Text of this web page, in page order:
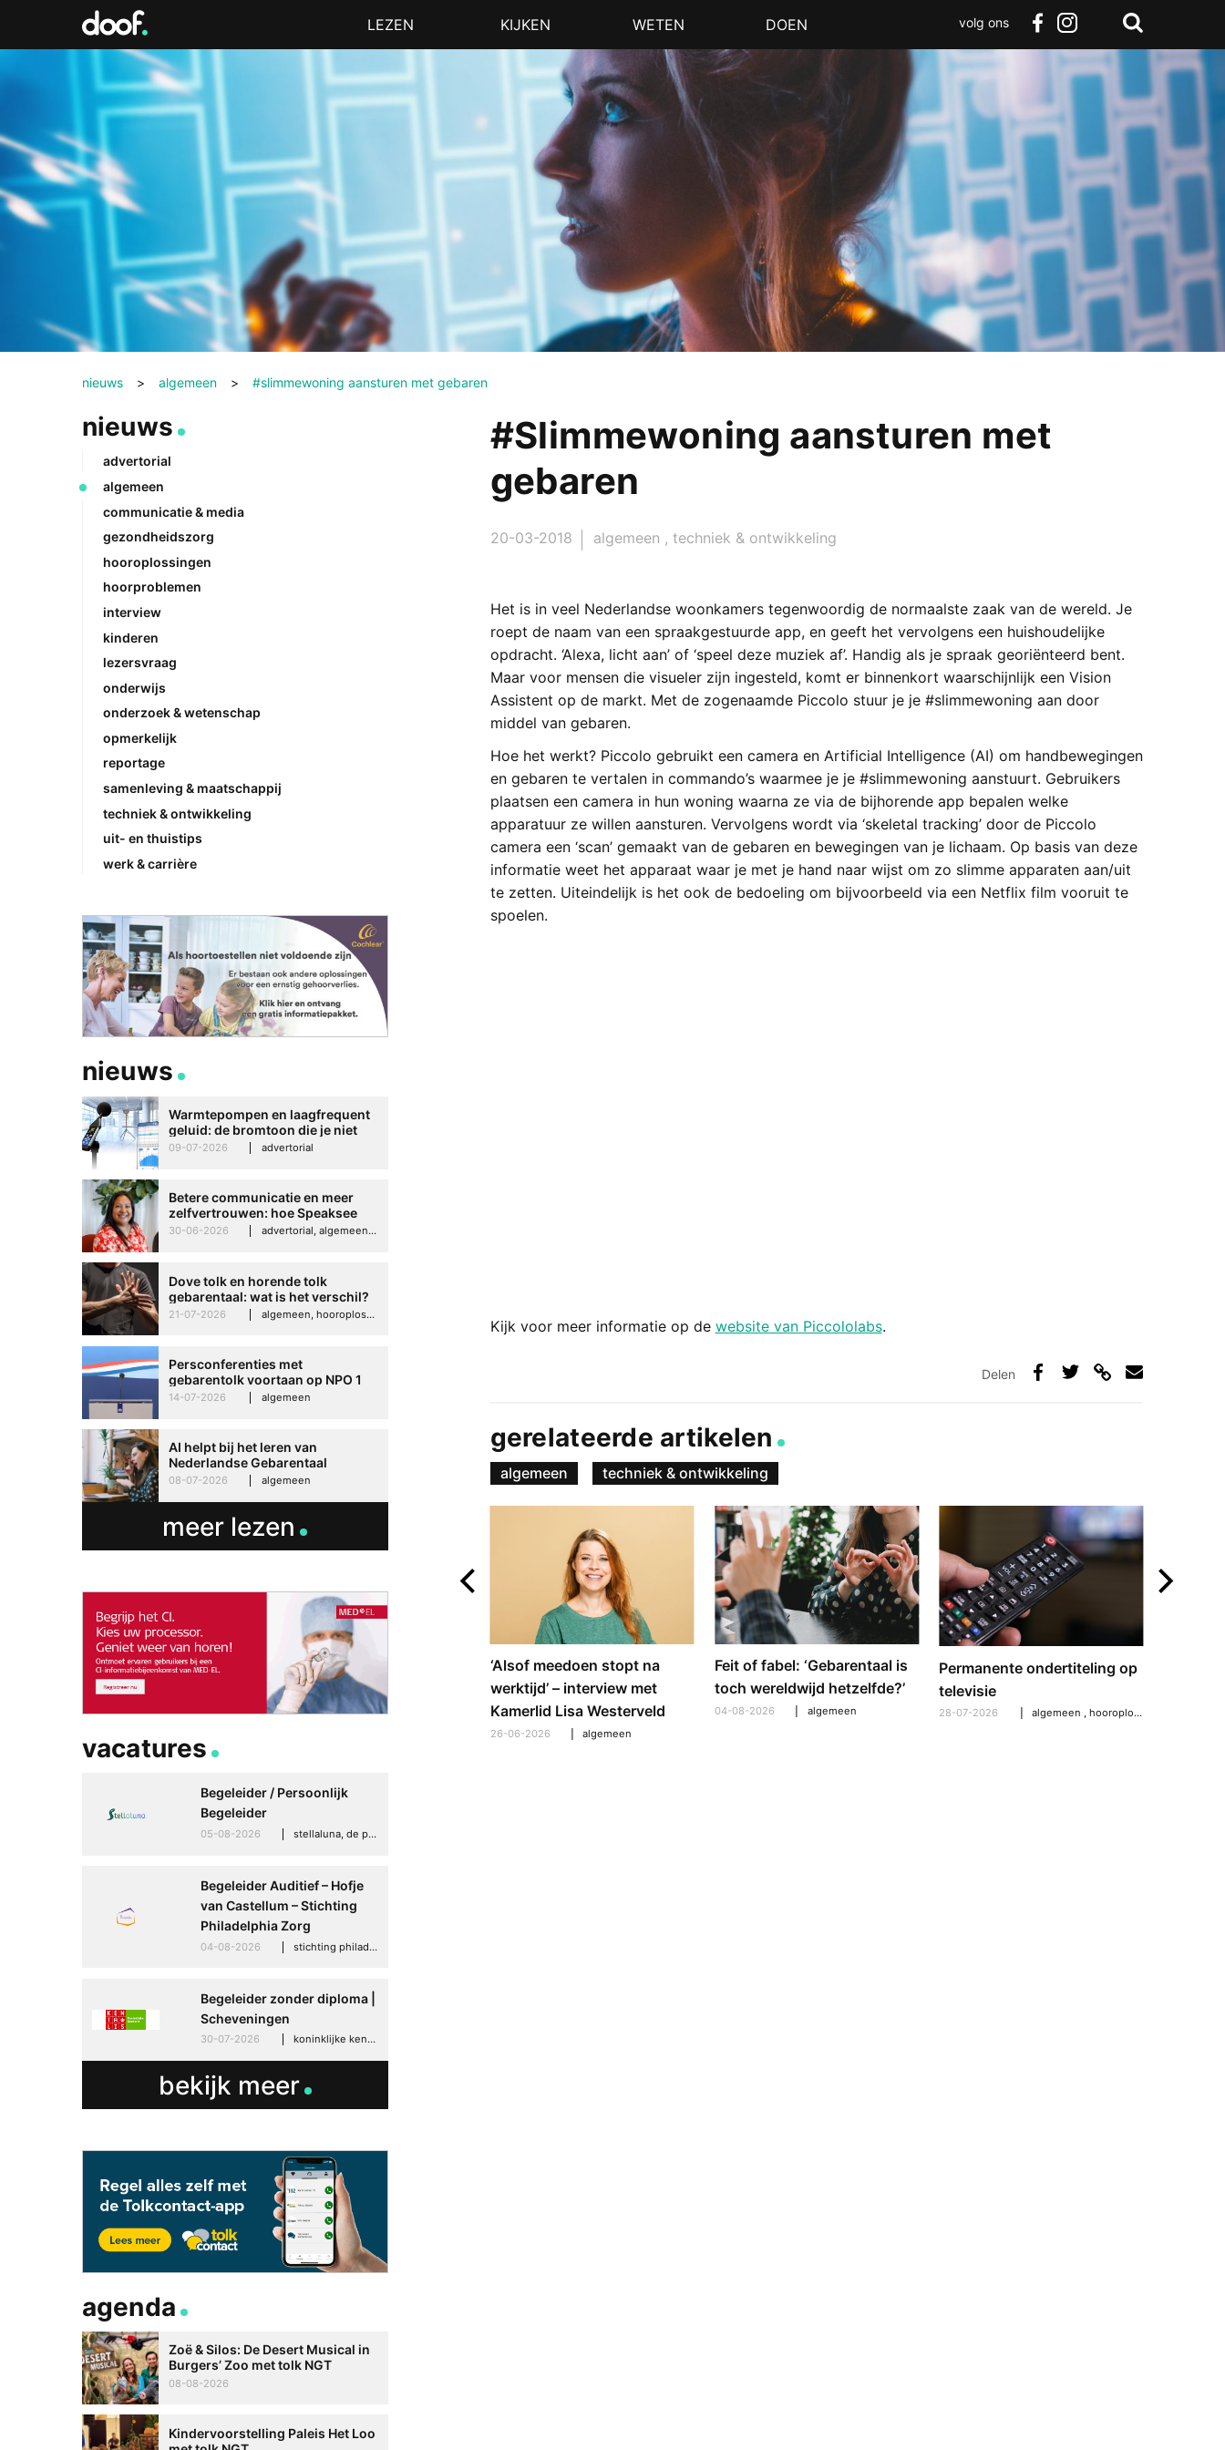
MenuLEZEN KIJKEN WETEN DOEN
volg ons
nieuws > algemeen > #slimmewoning aansturen met gebaren
#Slimmewoning aansturen met
gebaren
20-03-2018 algemeen , techniek & ontwikkeling
Het is in veel Nederlandse woonkamers tegenwoordig de normaalste zaak van de wereld. Je
roept de naam van een spraakgestuurde app, en geeft het vervolgens een huishoudelijke
opdracht. ‘Alexa, licht aan’ of ‘speel deze muziek af’. Handig als je spraak georiënteerd bent.
Maar voor mensen die visueler zijn ingesteld, komt er binnenkort waarschijnlijk een Vision
Assistent op de markt. Met de zogenaamde Piccolo stuur je je #slimmewoning aan door
middel van gebaren.
Hoe het werkt? Piccolo gebruikt een camera en Artificial Intelligence (AI) om handbewegingen
en gebaren te vertalen in commando’s waarmee je je #slimmewoning aanstuurt. Gebruikers
plaatsen een camera in hun woning waarna ze via de bijhorende app bepalen welke
apparatuur ze willen aansturen. Vervolgens wordt via ‘skeletal tracking’ door de Piccolo
camera een ‘scan’ gemaakt van de gebaren en bewegingen van je lichaam. Op basis van deze
informatie weet het apparaat waar je met je hand naar wijst om zo slimme apparaten aan/uit
te zetten. Uiteindelijk is het ook de bedoeling om bijvoorbeeld via een Netflix film vooruit te
spoelen.
Kijk voor meer informatie op de website van Piccololabs.
Delen
gerelateerde artikelen
algemeen techniek & ontwikkeling
Feit of fabel: ‘Gebarentaal is
toch wereldwijd hetzelfde?’
04-08-2026 algemeen
Permanente ondertiteling op
televisie
28-07-2026 algemeen ,hooroplossingen
Betere communicatie en
meer zelfvertrouwen: hoe
Speaksee Imelda helpt om te
‘Alsof meedoen stopt na
werktijd’ – interview met
Kamerlid Lisa Westerveld
26-06-2026 algemeen
nieuws
advertorial
algemeen
communicatie & media
gezondheidszorg
hooroplossingen
hoorproblemen
interview
kinderen
lezersvraag
onderwijs
onderzoek & wetenschap
opmerkelijk
reportage
samenleving & maatschappij
techniek & ontwikkeling
uit- en thuistips
werk & carrière
nieuws
Warmtepompen en laagfrequent
geluid: de bromtoon die je niet
kunt negeren
09-07-2026 advertorial
Betere communicatie en meer
zelfvertrouwen: hoe Speaksee
Imelda helpt om te groeien in
30-06-2026 advertorial, algemeen, hooroplossingen, interview
Dove tolk en horende tolk
gebarentaal: wat is het verschil?
21-07-2026 algemeen, hooroplossingen, hoorproblemen, samenleving & maatschappij
Persconferenties met
gebarentolk voortaan op NPO 1
Extra
14-07-2026 algemeen
AI helpt bij het leren van
Nederlandse Gebarentaal
08-07-2026 algemeen
meer lezen
vacatures
Begeleider / Persoonlijk
Begeleider
05-08-2026 stellaluna, de punt (drenthe)
Begeleider Auditief – Hofje
van Castellum – Stichting
Philadelphia Zorg
04-08-2026 stichting philadelphia zorg, den haag
Begeleider zonder diploma |
Scheveningen
30-07-2026 koninklijke kentalis, scheveningen
bekijk meer
agenda
Zoë & Silos: De Desert Musical in
Burgers’ Zoo met tolk NGT
08-08-2026
Kindervoorstelling Paleis Het Loo
Doof.nl
Zoeken
Terug
naar
boven